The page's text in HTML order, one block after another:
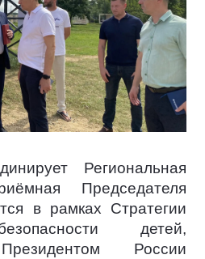
Региональная
Председателя
в рамках Стратегии
детей,
России